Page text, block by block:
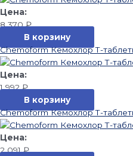
8 370₽
В корзину
Chemoform Кемохлор Т-
1 992₽
В корзину
Chemoform Кемохлор Т-
2 091₽